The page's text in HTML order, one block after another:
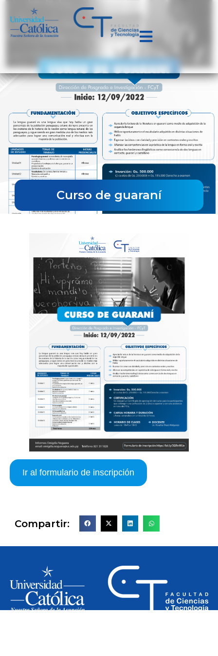
Curso de guaraní
Ir al formulario de inscripción
Compartir: